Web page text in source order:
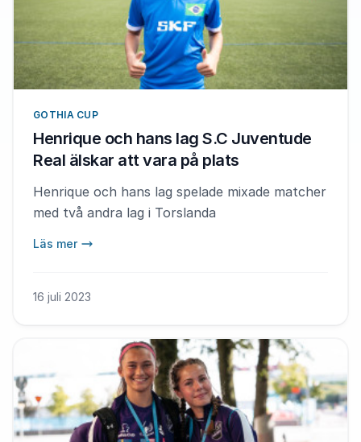
GOTHIA CUP
Henrique och hans lag S.C Juventude
Real älskar att vara på plats
Henrique och hans lag spelade mixade matcher
med två andra lag i Torslanda
Läs mer
16 juli 2023